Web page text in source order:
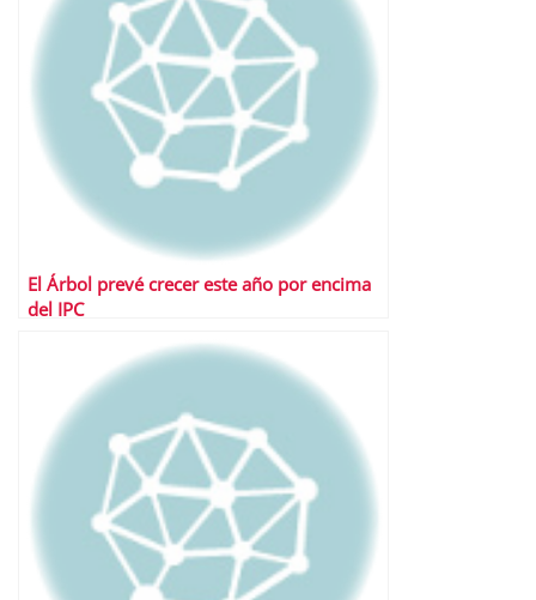
El Árbol prevé crecer este año por encima
del IPC